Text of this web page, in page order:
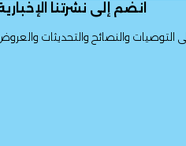
انضم إلى نشرتنا
التوصيات والنصائح والتحديثات والعروض